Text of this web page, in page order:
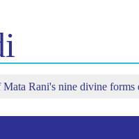
শাসন
Rani's nine divine forms